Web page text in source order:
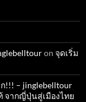
on จุดเริ่ม
!!! – jinglebelltour
จากญี่ปุ่นสู่เมืองไทย